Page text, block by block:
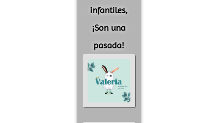
infantiles,
¡Son una
pasada!